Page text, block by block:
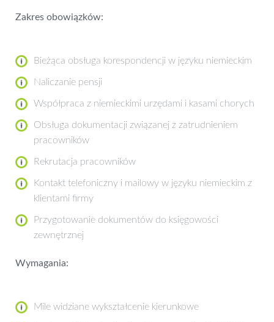
Zakres obowiązków:
Bieżąca obsługa korespondencji w języku niemieckim
Naliczanie pensji
Współpraca z niemieckimi urzędami i kasami chorych
Obsługa dokumentacji związanej z zatrudnieniem
pracowników
Rekrutacja pracowników
Kontakt telefoniczny i mailowy w języku niemieckim z
klientami firmy
Przygotowanie dokumentów do księgowości
zewnętrznej
Wymagania:
Mile widziane wykształcenie kierunkowe